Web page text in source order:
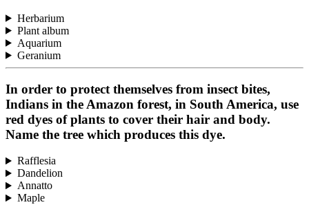
Herbarium
Plant album
Aquarium
Geranium
In order to protect themselves from insect bites,
Indians in the Amazon forest, in South America, use
red dyes of plants to cover their hair and body.
Name the tree which produces this dye.
Rafflesia
Dandelion
Annatto
Maple